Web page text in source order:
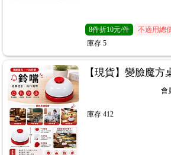
8件折10元/件
不適用總
庫存 5
【現貨】變臉魔方
會
庫存 412